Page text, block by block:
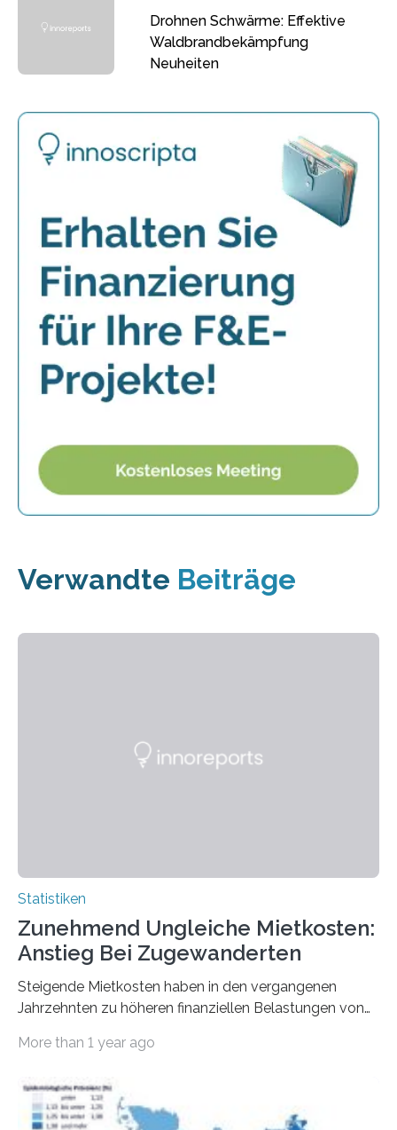
Drohnen Schwärme: Effektive
Waldbrandbekämpfung
Neuheiten
Verwandte Beiträge
Statistiken
Zunehmend Ungleiche Mietkosten:
Anstieg Bei Zugewanderten
Steigende Mietkosten haben in den vergangenen
Jahrzehnten zu höheren finanziellen Belastungen von
Bundesinstitut für Bevölkerungsforschung (BiB)
gesamten Einkommen zwischen 1990 und 2020 für
unterschiedliche Einkommensgruppen sowie für in
More than 1 year ago